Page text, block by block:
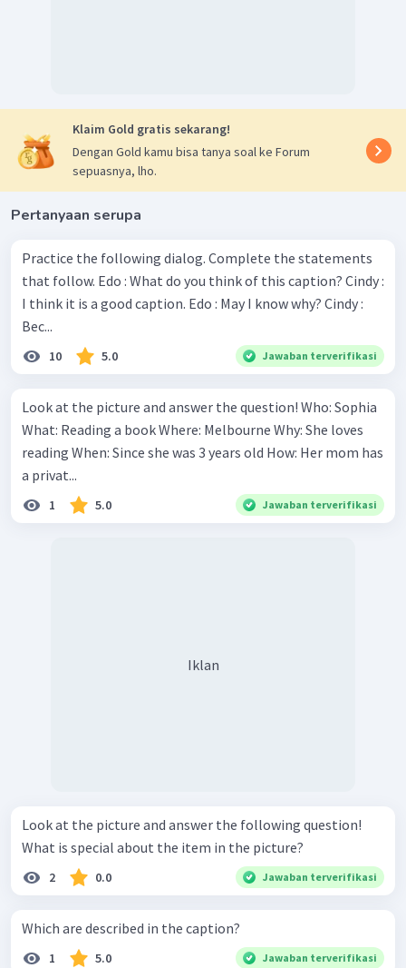
Klaim Gold gratis sekarang!
Dengan Gold kamu bisa tanya soal ke Forum
sepuasnya, lho.
Pertanyaan serupa
Practice the following dialog. Complete the statements
that follow. Edo : What do you think of this caption? Cindy :
I think it is a good caption. Edo : May I know why? Cindy :
Bec...
10 5.0 Jawaban terverifikasi
Look at the picture and answer the question! Who: Sophia
What: Reading a book Where: Melbourne Why: She loves
reading When: Since she was 3 years old How: Her mom has
a privat...
1 5.0 Jawaban terverifikasi
Iklan
Look at the picture and answer the following question!
What is special about the item in the picture?
2 0.0 Jawaban terverifikasi
Which are described in the caption?
1 5.0 Jawaban terverifikasi